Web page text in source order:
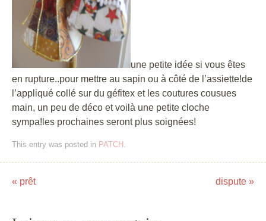
une petite idée si vous êtes
en rupture..pour mettre au sapin ou à côté de l’assiette!de
l’appliqué collé sur du géfitex et les coutures cousues
main, un peu de déco et voilà une petite cloche
sympa!les prochaines seront plus soignées!
This entry was posted in PATCH .
Post navigation
« prêt dispute »